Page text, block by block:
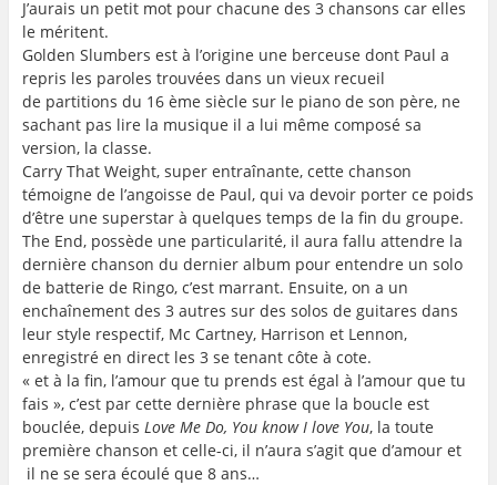
J’aurais un petit mot pour chacune des 3 chansons car elles
le méritent.
Golden Slumbers est à l’origine une berceuse dont Paul a
repris les paroles trouvées dans un vieux recueil
de partitions du 16 ème siècle sur le piano de son père, ne
sachant pas lire la musique il a lui même composé sa
version, la classe.
Carry That Weight, super entraînante, cette chanson
témoigne de l’angoisse de Paul, qui va devoir porter ce poids
d’être une superstar à quelques temps de la fin du groupe.
The End, possède une particularité, il aura fallu attendre la
dernière chanson du dernier album pour entendre un solo
de batterie de Ringo, c’est marrant. Ensuite, on a un
enchaînement des 3 autres sur des solos de guitares dans
leur style respectif, Mc Cartney, Harrison et Lennon,
enregistré en direct les 3 se tenant côte à cote.
« et à la fin, l’amour que tu prends est égal à l’amour que tu
fais », c’est par cette dernière phrase que la boucle est
bouclée, depuis Love Me Do, You know I love You, la toute
première chanson et celle-ci, il n’aura s’agit que d’amour et
il ne se sera écoulé que 8 ans…